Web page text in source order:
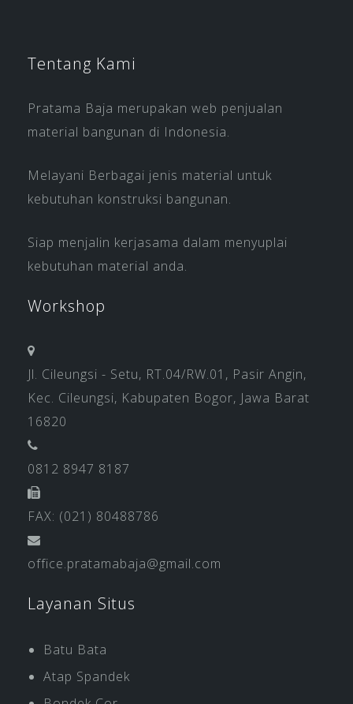
Tentang Kami
Pratama Baja merupakan web penjualan
material bangunan di Indonesia.
Melayani Berbagai jenis material untuk
kebutuhan konstruksi bangunan.
Siap menjalin kerjasama dalam menyuplai
kebutuhan material anda.
Workshop
Jl. Cileungsi - Setu, RT.04/RW.01, Pasir Angin,
Kec. Cileungsi, Kabupaten Bogor, Jawa Barat
16820
0812 8947 8187
FAX: (021) 80488786
office.pratamabaja@gmail.com
Layanan Situs
Batu Bata
Atap Spandek